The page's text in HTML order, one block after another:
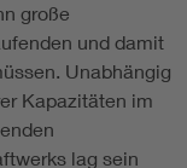
große
und damit
Unabhängig
Kapazitäten im
lag sein